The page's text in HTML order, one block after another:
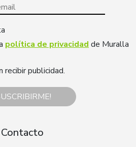
política de privacidad de Muralla
publicidad.
Contacto